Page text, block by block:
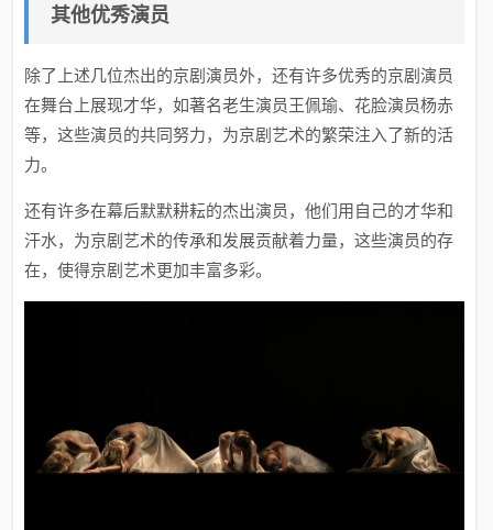
其他优秀演员
除了上述几位杰出的京剧演员外，还有许多优秀的京剧演员
在舞台上展现才华，如著名老生演员王佩瑜、花脸演员杨赤
等，这些演员的共同努力，为京剧艺术的繁荣注入了新的活
力。
还有许多在幕后默默耕耘的杰出演员，他们用自己的才华和
汗水，为京剧艺术的传承和发展贡献着力量，这些演员的存
在，使得京剧艺术更加丰富多彩。